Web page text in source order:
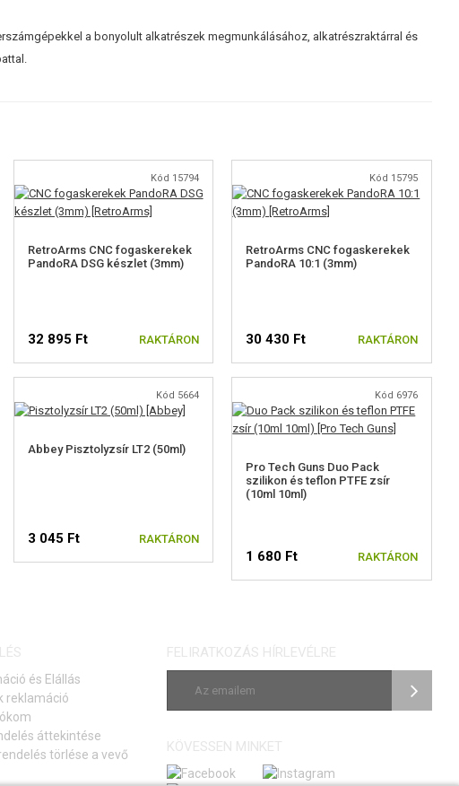
a bonyolult alkatrészek megmunkálásához, alkatrészraktárral és
Kód 15794
RetroArms CNC fogaskerekek
PandoRA DSG készlet (3mm)
32 895 Ft RAKTÁRON
Kód 15795
RetroArms CNC fogaskerekek
PandoRA 10:1 (3mm)
30 430 Ft RAKTÁRON
Kód 5664
Abbey Pisztolyzsír LT2 (50ml)
3 045 Ft RAKTÁRON
Kód 6976
Pro Tech Guns Duo Pack
szilikon és teflon PTFE zsír
(10ml 10ml)
1 680 Ft RAKTÁRON
és Elállás
reklamáció
áttekintése
törlése a vevő
FELIRATKOZÁS HÍRLEVÉLRE
KÖVESSEN MINKET